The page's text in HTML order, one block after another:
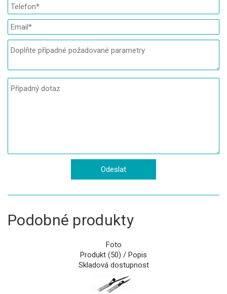
Podobné produkty
Foto
Produkt (50) / Popis
Skladová dostupnost